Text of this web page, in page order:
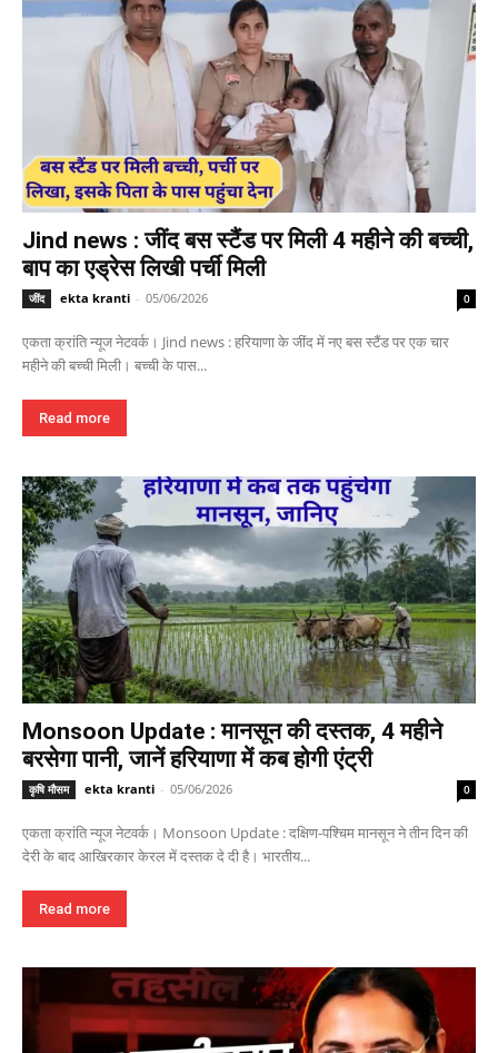
Jind news : जींद बस स्टैंड पर मिली 4 महीने की बच्ची,
बाप का एड्रेस लिखी पर्ची मिली
जींद ekta kranti - 05/06/2026 0
एकता क्रांति न्यूज नेटवर्क। Jind news : हरियाणा के जींद में नए बस स्टैंड पर एक चार
महीने की बच्ची मिली। बच्ची के पास...
Read more
Monsoon Update : मानसून की दस्तक, 4 महीने
बरसेगा पानी, जानें हरियाणा में कब होगी एंट्री
कृषि मौसम ekta kranti - 05/06/2026 0
एकता क्रांति न्यूज नेटवर्क। Monsoon Update : दक्षिण-पश्चिम मानसून ने तीन दिन की
देरी के बाद आखिरकार केरल में दस्तक दे दी है। भारतीय...
Read more